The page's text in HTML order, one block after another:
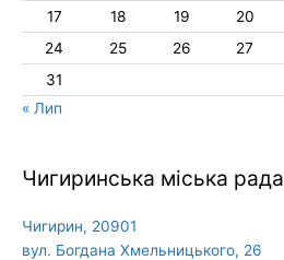
17
18 19 20
24
25 26 27
31
« Лип
Чигиринська міська рада
Чигирин, 20901
вул. Богдана Хмельницького, 26